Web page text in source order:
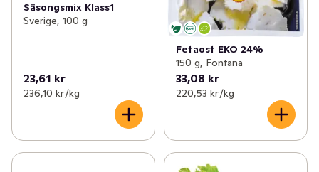
Säsongsmix Klass1
Sverige, 100 g
23,61 kr
236,10 kr /kg
Fetaost EKO 24%
150 g, Fontana
33,08 kr
220,53 kr /kg